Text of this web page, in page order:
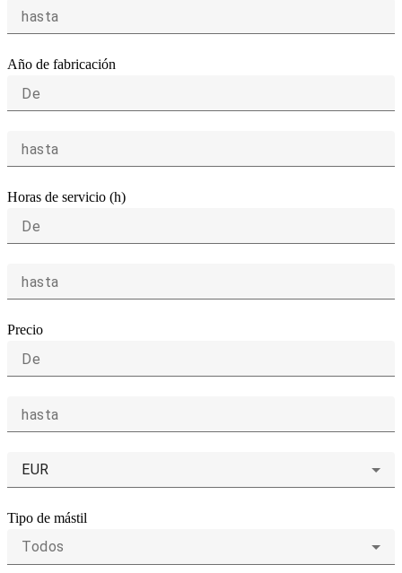
hasta
Año de fabricación
De
hasta
Horas de servicio (h)
De
hasta
Precio
De
hasta
EUR
Tipo de mástil
Todos